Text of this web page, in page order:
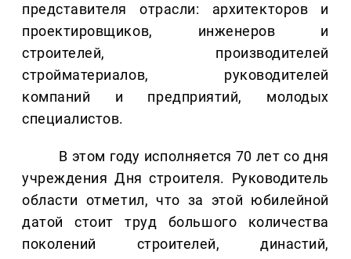
представителя отрасли: архитекторов и
проектировщиков, инженеров и
строителей, производителей
стройматериалов, руководителей
компаний и предприятий, молодых
специалистов.
В этом году исполняется 70 лет со дня
учреждения Дня строителя. Руководитель
области отметил, что за этой юбилейной
датой стоит труд большого количества
поколений строителей, династий,